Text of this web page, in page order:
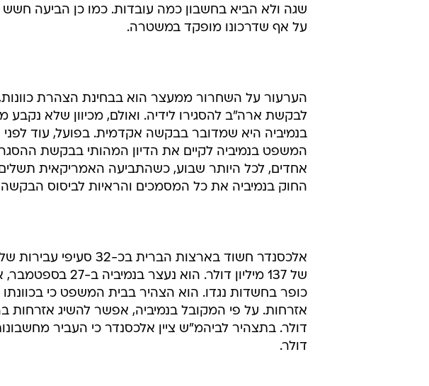
שגה ולא הביא בחשבון כמה עובדות. כמו כן הביעה חשש
על אף שדרכונו מופקד במשטרה.
הערעור על השחרור ממעצר הוא בבחינת הצהרת
לבקשת ארה"ב להסגירו לידיה. ואולם, מכיוון שלא
בנמיביה היא שמדובר בבקשה אקדמית. בפועל, עוד
המשפט בנמיביה לקיים את הדיון המהותי בבקשת
אחדים, לכל היותר שבוע, כשהתביעה האמריקאית
החוק בנמיביה את כל המסמכים והראיות לביסוס הבקשה
אלכסנדר חשוד בארצות
של 137 מיליון דולר.
כופר בחשדות נגדו. הוא הצהיר בבית המשפט כי
דולר.